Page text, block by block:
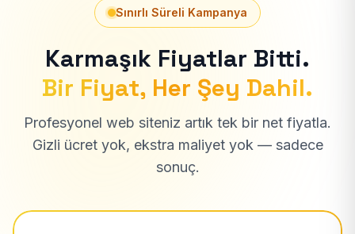
Sınırlı Süreli Kampanya
Karmaşık Fiyatlar Bitti.
Bir Fiyat, Her Şey Dahil.
Profesyonel web siteniz artık tek bir net fiyatla.
Gizli ücret yok, ekstra maliyet yok — sadece
sonuç.